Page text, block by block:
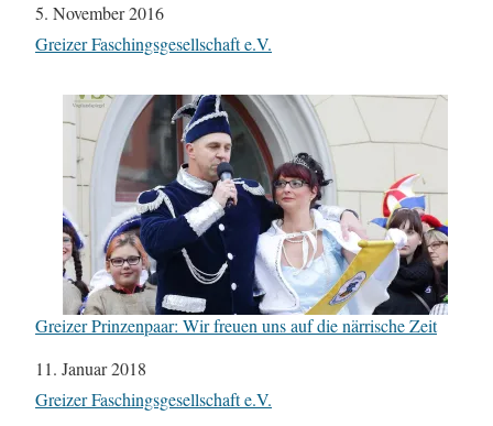
Datum
5. November 2016
In Bezug auf
Greizer Faschingsgesellschaft e.V.
Greizer Prinzenpaar: Wir freuen uns auf die närrische Zeit
Datum
11. Januar 2018
In Bezug auf
Greizer Faschingsgesellschaft e.V.